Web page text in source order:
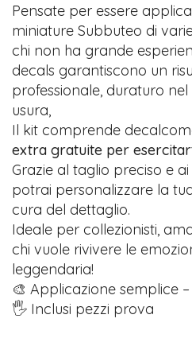
Pensate per essere
miniature Subbuteo di
chi non ha grande
decals garantiscono un
professionale, duraturo
usura,
Il kit comprende
extra gratuite per
Grazie al taglio preciso e
potrai personalizzare la
cura del dettaglio.
Ideale per collezionisti,
chi vuole rivivere le
leggendaria!
🎨 Applicazione semplice
🖐️ Inclusi pezzi prova